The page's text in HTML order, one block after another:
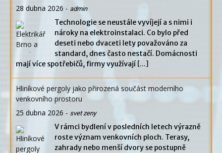
28 dubna 2026 - admin
Technologie se neustále vyvíjejí a s nimi i
nároky na elektroinstalaci. Co bylo před
deseti nebo dvaceti lety považováno za
standard, dnes často nestačí. Domácnosti
mají více spotřebičů, firmy využívají [...]
Hliníkové pergoly jako přirozená součást moderního
venkovního prostoru
25 dubna 2026 - svet zeny
V rámci bydlení v posledních letech výrazně
roste význam venkovních ploch. Terasy,
zahrady nebo menší dvory se postupně